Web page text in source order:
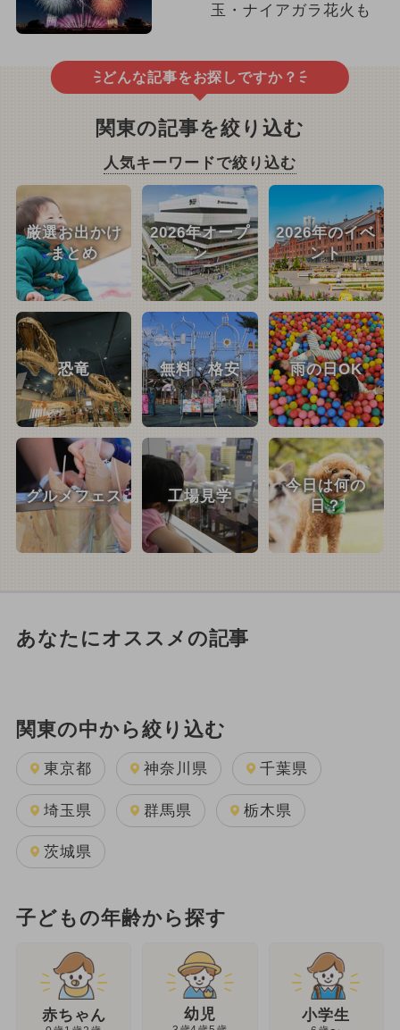
玉・ナイアガラ花火も
どんな記事をお探しですか？
関東の記事を絞り込む
人気キーワードで絞り込む
厳選お出かけ
まとめ
2026年オープ
ン
2026年のイベ
ント
恐竜 無料・格安 雨の日OK
グルメフェス 工場見学
今日は何の
日？
あなたにオススメの記事
関東の中から絞り込む
東京都 神奈川県 千葉県
埼玉県 群馬県 栃木県
茨城県
子どもの年齢から探す
赤ちゃん 幼児 小学生